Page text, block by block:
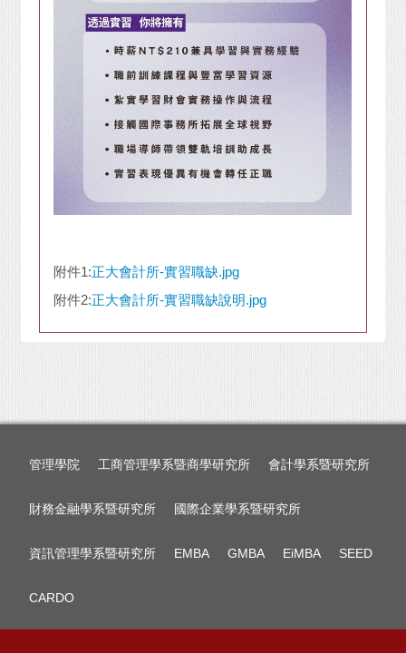
附件1:正大會計所-實習職缺.jpg
附件2:正大會計所-實習職缺說明.jpg
管理學院 工商管理學系暨商學研究所 會計學系暨研究所
財務金融學系暨研究所 國際企業學系暨研究所
資訊管理學系暨研究所 EMBA GMBA EiMBA SEED
CARDO